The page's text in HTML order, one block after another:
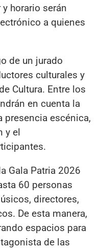
horario serán
a quienes
de un jurado
culturales y
Cultura. Entre los
en cuenta la
presencia escénica,
y el
Gala Patria 2026
60 personas
directores,
De esta manera,
espacios para
de las